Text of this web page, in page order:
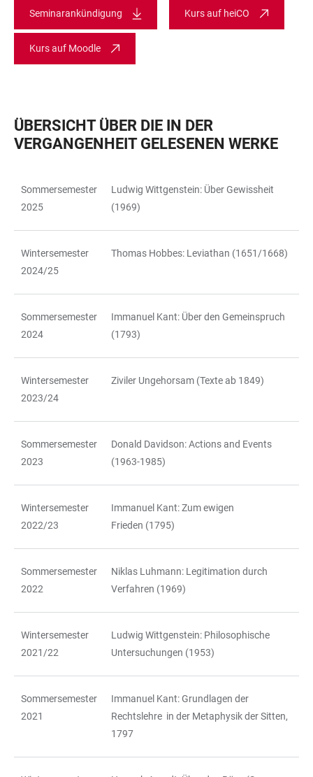
Seminarankündigung Kurs auf heiCO
Kurs auf Moodle
ÜBERSICHT ÜBER DIE IN DER
VERGANGENHEIT GELESENEN WERKE
TABELLE
Sommersemester
2025
Ludwig Wittgenstein: Über Gewissheit
(1969)
Wintersemester
2024/25
Thomas Hobbes: Leviathan (1651/1668)
Sommersemester
2024
Immanuel Kant: Über den Gemeinspruch
(1793)
Wintersemester
2023/24
Ziviler Ungehorsam (Texte ab 1849)
Sommersemester
2023
Donald Davidson: Actions and Events
(1963-1985)
Wintersemester
2022/23
Immanuel Kant: Zum ewigen
Frieden (1795)
Sommersemester
2022
Niklas Luhmann: Legitimation durch
Verfahren (1969)
Wintersemester
2021/22
Ludwig Wittgenstein: Philosophische
Untersuchungen (1953)
Sommersemester
2021
Immanuel Kant: Grundlagen der
Rechtslehre in der Metaphysik der Sitten,
1797